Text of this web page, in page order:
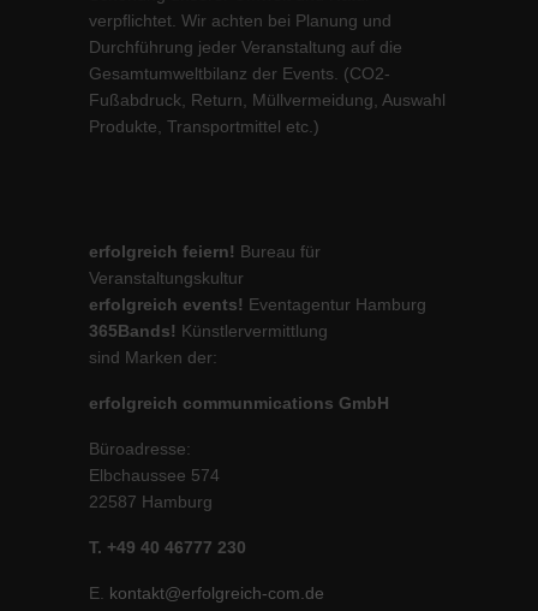
verpflichtet. Wir achten bei Planung und
Durchführung jeder Veranstaltung auf die
Gesamtumweltbilanz der Events. (CO2-
Fußabdruck, Return, Müllvermeidung, Auswahl
Produkte, Transportmittel etc.)
erfolgreich feiern! Bureau für
Veranstaltungskultur
erfolgreich events! Eventagentur Hamburg
365Bands! Künstlervermittlung
sind Marken der:
erfolgreich communmications GmbH
Büroadresse:
Elbchaussee 574
22587 Hamburg
T. +49 40 46777 230
E. kontakt@erfolgreich-com.de